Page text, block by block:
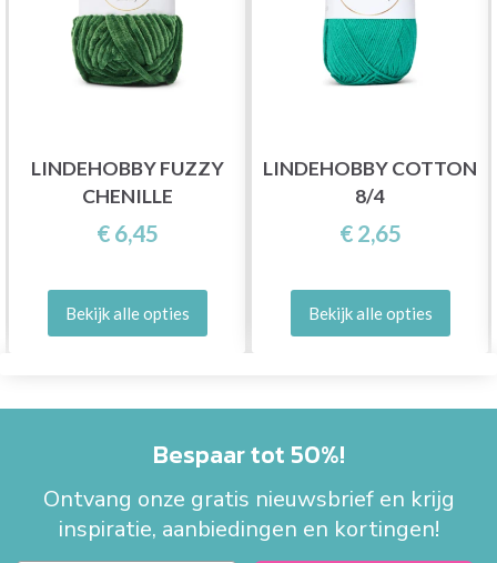
LINDEHOBBY FUZZY
CHENILLE
€ 6,45
Bekijk alle opties
LINDEHOBBY COTTON
8/4
€ 2,65
Bekijk alle opties
Bespaar tot 50%!
Ontvang onze gratis nieuwsbrief en krijg
inspiratie, aanbiedingen en kortingen!